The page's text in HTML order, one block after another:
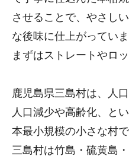
させることで、やさし
な後味に仕上がっていま
まずはストレートやロ
鹿児島県三島村は、人
人口減少や高齢化、と
本最小規模の小さな村で
三島村は竹島・硫黄島